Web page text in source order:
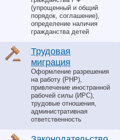
(упрощенный и общий
порядок, соглашение),
определение наличия
гражданства детей
Трудовая
миграция
Оформление разрешения
на работу (РНР),
привлечение иностранной
рабочей силы (ИРС),
трудовые отношения,
административная
ответственность